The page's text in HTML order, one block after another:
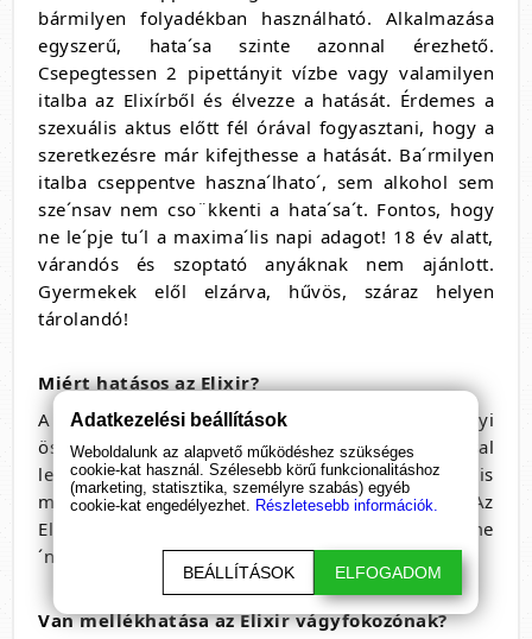
bármilyen folyadékban használható. Alkalmazása
egyszerű, hata´sa szinte azonnal érezhető.
Csepegtessen 2 pipettányit vízbe vagy valamilyen
italba az Elixírből és élvezze a hatását. Érdemes a
szexuális aktus előtt fél órával fogyasztani, hogy a
szeretkezésre már kifejthesse a hatását. Ba´rmilyen
italba cseppentve haszna´lhato´, sem alkohol sem
sze´nsav nem cso¨kkenti a hata´sa´t. Fontos, hogy
ne le´pje tu´l a maxima´lis napi adagot! 18 év alatt,
várandós és szoptató anyáknak nem ajánlott.
Gyermekek elől elzárva, hűvös, száraz helyen
tárolandó!
Miért hatásos az Elixir?
A bájital olyan természetes gyógynövényi
összetevőket tartalmaz, melyek serkentő hatással
lehetnek a női libidóra, így használatával ön is
megtapasztalhatja az újszerű szexuális vágyat. Az
Elixirt vila´gszerte sok nő használja e´s az eredme
´nyek to¨bb mint kiele´gi´to?ek.
Van mellékhatása az Elixir vágyfokozónak?
Adatkezelési beállítások
Weboldalunk az alapvető működéshez szükséges
cookie-kat használ. Szélesebb körű funkcionalitáshoz
(marketing, statisztika, személyre szabás) egyéb
cookie-kat engedélyezhet. Részletesebb információk.
BEÁLLÍTÁSOK ELFOGADOM